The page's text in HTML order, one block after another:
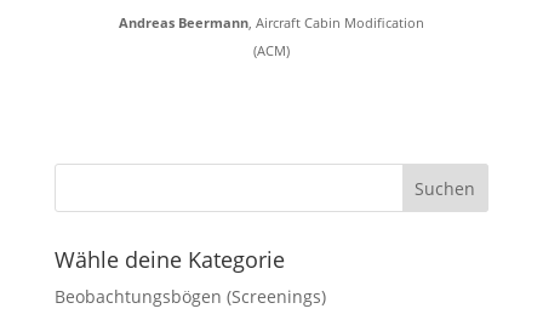
Andreas Beermann, Aircraft Cabin Modification
(ACM)
Wähle deine Kategorie
Beobachtungsbögen (Screenings)